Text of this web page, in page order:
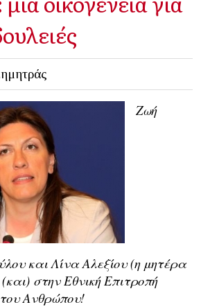
Zωή
και Λίνα Αλεξίου (η μητέρα
(και) στην Εθνική Επιτροπή
Ανθρώπου!